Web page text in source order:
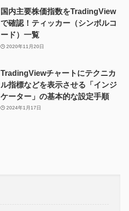
国内主要株価指数をTradingView
で確認！ティッカー（シンボルコ
ード）一覧
2020年11月20日
TradingViewチャートにテクニカ
ル指標などを表示させる「インジ
ケーター」の基本的な設定手順
2024年1月17日